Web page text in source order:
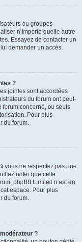
ou groupes
n’importe quelle autre
Essayez de contacter un
demander un accès.
?
jointes sont accordées
du forum ont peut-
forum concerné, ou seuls
Pour plus
du forum.
vous ne respectez pas une
noter que cette
phpBB Limited n’est en
espace. Pour plus
du forum.
?